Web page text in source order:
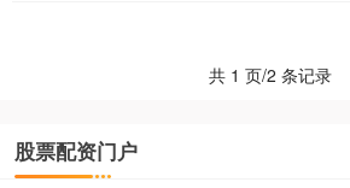
共 1 页/2 条记录
股票配资门户